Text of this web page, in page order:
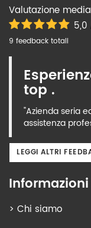
Valutazione media
9 feedback totali
top .
"Azienda seria
assistenza
LEGGI ALTRI
Informazioni
> Chi siamo